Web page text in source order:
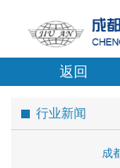
返回
行业新闻
成